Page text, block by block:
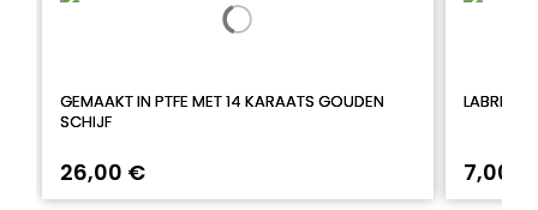
GEMAAKT IN PTFE MET 14 KARAATS GOUDEN
SCHIJF
26,00 €
LABRET
7,00 €